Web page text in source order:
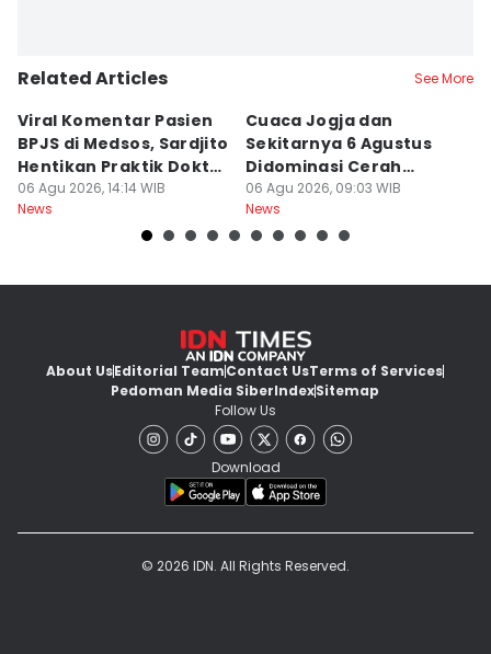
Related Articles See More
Viral Komentar Pasien
BPJS di Medsos, Sardjito
Hentikan Praktik Dokter
PPDS
06 Agu 2026, 14:14 WIB
News
Cuaca Jogja dan
Sekitarnya 6 Agustus
Didominasi Cerah
Berawan
06 Agu 2026, 09:03 WIB
News
About UsEditorial TeamContact UsTerms of Services
Pedoman Media SiberIndexSitemap
Follow Us
Download
© 2026 IDN. All Rights Reserved.